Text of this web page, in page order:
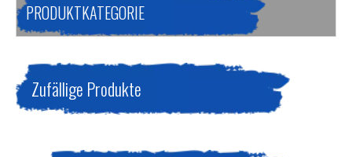
PRODUKTKATEGORIE
Zufällige Produkte